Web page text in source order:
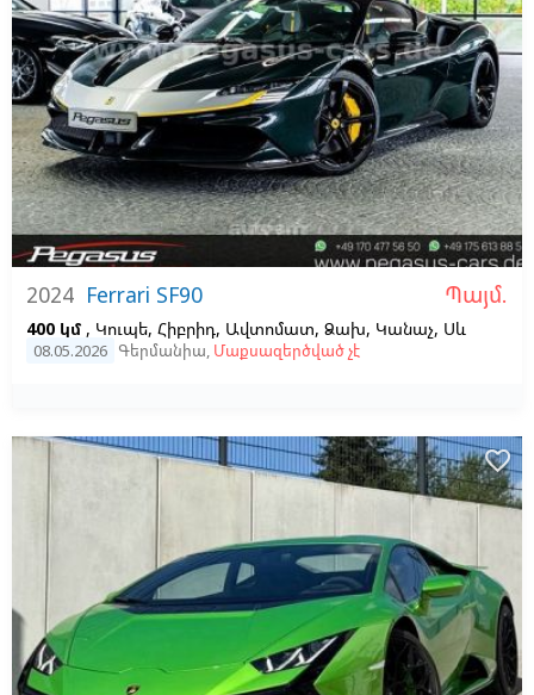
2024 Ferrari SF90 Պայմ.
400 կմ , Կուպե, Հիբրիդ, Ավտոմատ, Ձախ, Կանաչ, Սև
08.05.2026 Գերմանիա, Մաքսազերծված չէ
favorite_border